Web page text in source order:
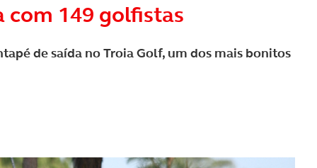
Revista ACP Edição
com 149 golfistas
de saída no Troia Golf, um dos mais bonitos